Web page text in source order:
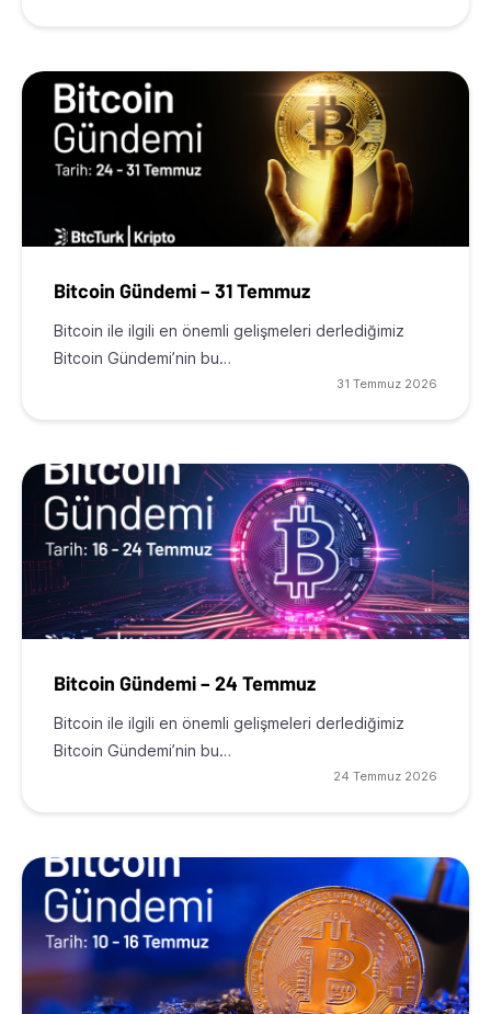
Bitcoin Gündemi – 31 Temmuz
Bitcoin ile ilgili en önemli gelişmeleri derlediğimiz
Bitcoin Gündemi’nin bu…
31 Temmuz 2026
Bitcoin Gündemi – 24 Temmuz
Bitcoin ile ilgili en önemli gelişmeleri derlediğimiz
Bitcoin Gündemi’nin bu…
24 Temmuz 2026